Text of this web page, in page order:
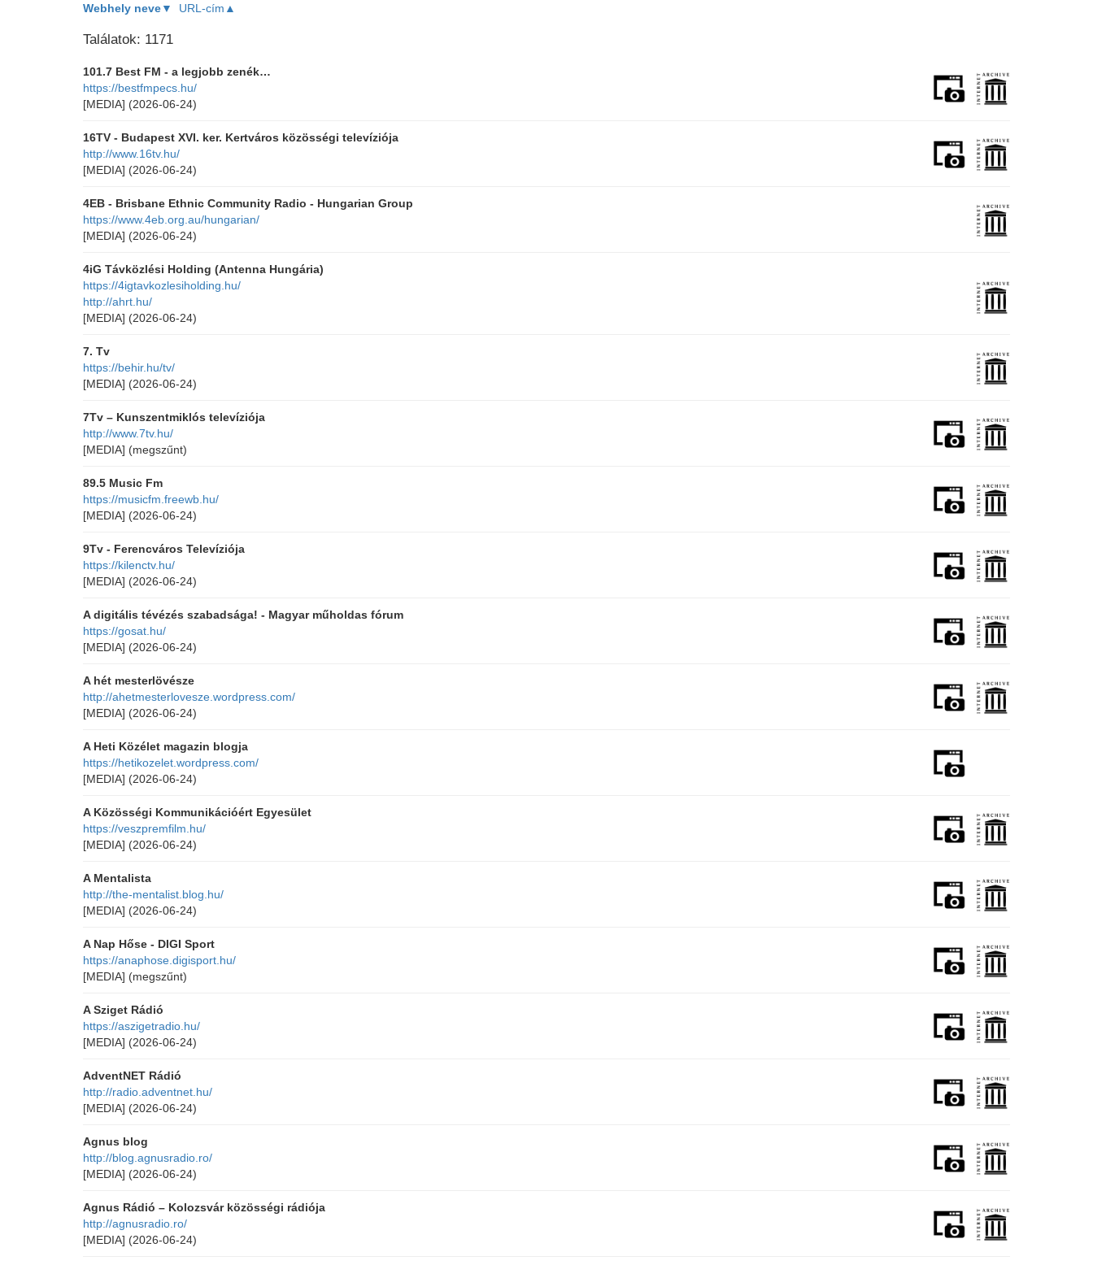
Webhely neve▼ URL-cím▲
Találatok: 1171
101.7 Best FM - a legjobb zenék…
https://bestfmpecs.hu/
[MEDIA] (2026-06-24)
16TV - Budapest XVI. ker. Kertváros közösségi televíziója
http://www.16tv.hu/
[MEDIA] (2026-06-24)
4EB - Brisbane Ethnic Community Radio - Hungarian Group
https://www.4eb.org.au/hungarian/
[MEDIA] (2026-06-24)
4iG Távközlési Holding (Antenna Hungária)
https://4igtavkozlesiholding.hu/
http://ahrt.hu/
[MEDIA] (2026-06-24)
7. Tv
https://behir.hu/tv/
[MEDIA] (2026-06-24)
7Tv – Kunszentmiklós televíziója
http://www.7tv.hu/
[MEDIA] (megszűnt)
89.5 Music Fm
https://musicfm.freewb.hu/
[MEDIA] (2026-06-24)
9Tv - Ferencváros Televíziója
https://kilenctv.hu/
[MEDIA] (2026-06-24)
A digitális tévézés szabadsága! - Magyar műholdas fórum
https://gosat.hu/
[MEDIA] (2026-06-24)
A hét mesterlövésze
http://ahetmesterlovesze.wordpress.com/
[MEDIA] (2026-06-24)
A Heti Közélet magazin blogja
https://hetikozelet.wordpress.com/
[MEDIA] (2026-06-24)
A Közösségi Kommunikációért Egyesület
https://veszpremfilm.hu/
[MEDIA] (2026-06-24)
A Mentalista
http://the-mentalist.blog.hu/
[MEDIA] (2026-06-24)
A Nap Hőse - DIGI Sport
https://anaphose.digisport.hu/
[MEDIA] (megszűnt)
A Sziget Rádió
https://aszigetradio.hu/
[MEDIA] (2026-06-24)
AdventNET Rádió
http://radio.adventnet.hu/
[MEDIA] (2026-06-24)
Agnus blog
http://blog.agnusradio.ro/
[MEDIA] (2026-06-24)
Agnus Rádió – Kolozsvár közösségi rádiója
http://agnusradio.ro/
[MEDIA] (2026-06-24)